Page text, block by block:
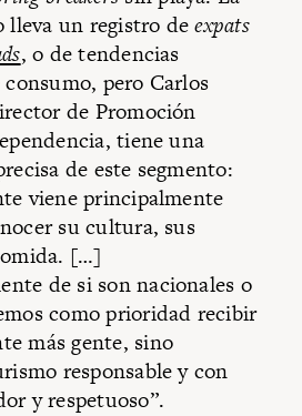
lleva un registro deexpats
, o de tendencias
pero Carlos
de Promoción
tiene una
de este segmento:
viene principalmente
su cultura, sus
[…]
de si son nacionales o
como prioridad recibir
más gente, sino
responsable y con
y respetuoso”.